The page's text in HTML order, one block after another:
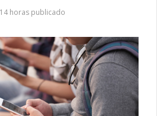
14 horas publicado